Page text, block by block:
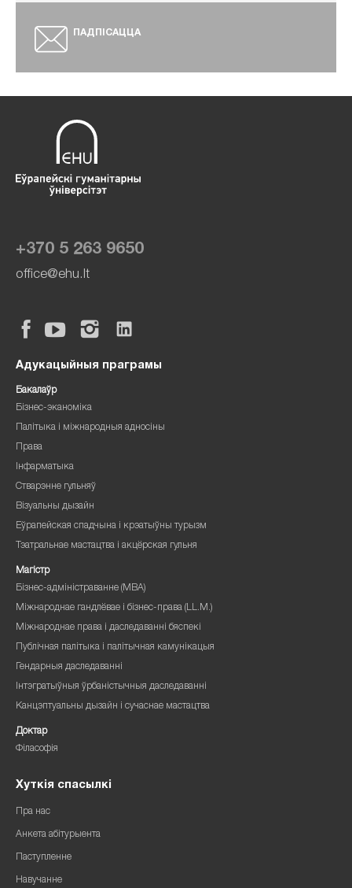
ПАДПІСАЦЦА
+370 5 263 9650
office@ehu.lt
Адукацыйныя праграмы
Бакалаўр
Бізнес-эканоміка
Палітыка і міжнародныя адносіны
Права
Інфарматыка
Стварэнне гульняў
Візуальны дызайн
Еўрапейская спадчына і крэатыўны турызм
Тэатральнае мастацтва і акцёрская гульня
Магістр
Бізнес-адміністраванне (MBA)
Міжнароднае гандлёвае і бізнес-права (LL.M.)
Міжнароднае права і даследаванні бяспекі
Публічная палітыка і палітычная камунікацыя
Гендарныя даследаванні
Інтэгратыўныя ўрбаністычныя даследаванні
Канцэптуальны дызайн і сучаснае мастацтва
Доктар
Філасофія
Хуткія спасылкі
Пра нас
Анкета абітурыента
Паступленне
Навучанне